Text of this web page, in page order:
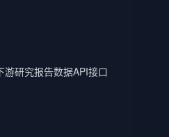
游研究报告数据API接口